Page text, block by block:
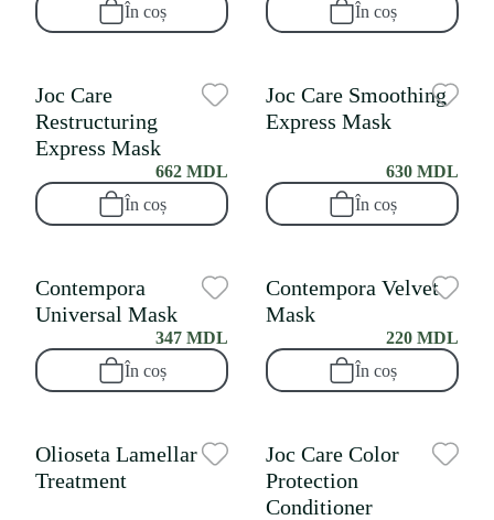
În coș
În coș
Joc Care
Restructuring
Express Mask
662 MDL
În coș
Joc Care Smoothing
Express Mask
630 MDL
În coș
Contempora
Universal Mask
347 MDL
În coș
Contempora Velvet
Mask
220 MDL
În coș
Olioseta Lamellar
Treatment
Joc Care Color
Protection
Conditioner